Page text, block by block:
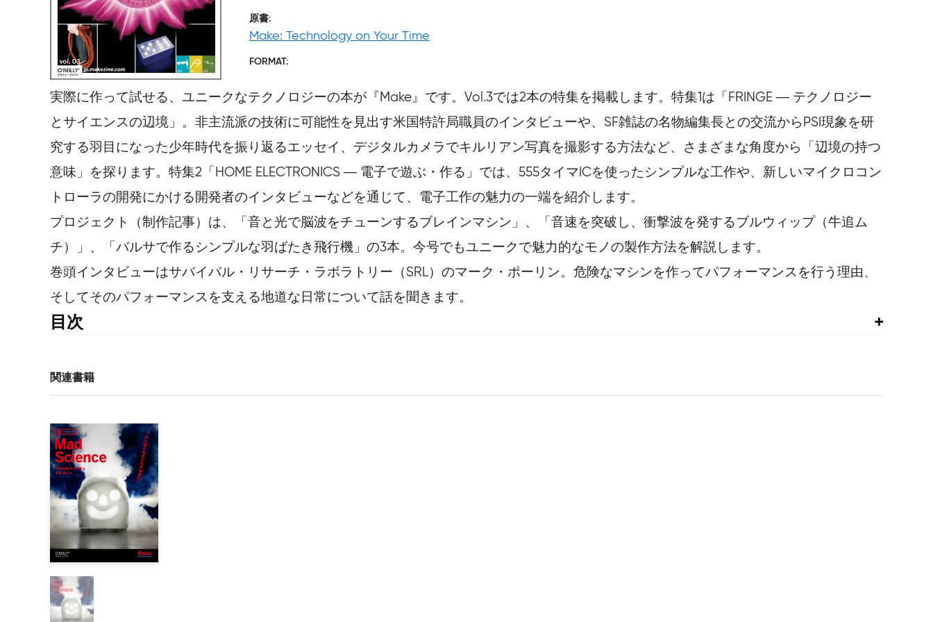
原書
Make: Technology on Your Time
FORMAT
実際に作って試せる、ユニークなテクノロジーの本が『Make』です。Vol.3では2本の特集を掲載します。特集1は「FRINGE ― テクノロジー
とサイエンスの辺境」。非主流派の技術に可能性を見出す米国特許局職員のインタビューや、SF雑誌の名物編集長との交流からPSI現象を研
究する羽目になった少年時代を振り返るエッセイ、デジタルカメラでキルリアン写真を撮影する方法など、さまざまな角度から「辺境の持つ
意味」を探ります。特集2「HOME ELECTRONICS ― 電子で遊ぶ・作る」では、555タイマICを使ったシンプルな工作や、新しいマイクロコン
トローラの開発にかける開発者のインタビューなどを通じて、電子工作の魅力の一端を紹介します。
プロジェクト（制作記事）は、「音と光で脳波をチューンするブレインマシン」、「音速を突破し、衝撃波を発するブルウィップ（牛追ム
チ）」、「バルサで作るシンプルな羽ばたき飛行機」の3本。今号でもユニークで魅力的なモノの製作方法を解説します。
巻頭インタビューはサバイバル・リサーチ・ラボラトリー（SRL）のマーク・ポーリン。危険なマシンを作ってパフォーマンスを行う理由、
そしてそのパフォーマンスを支える地道な日常について話を聞きます。
目次
		辺境を知る意味
		非正統派の科学に光を
		偶然の音楽
		デジタルキルリアン写真
		四角い車輪の再発明
		フリーメーソンの復活
		時間の本質的な神秘性
	特集2「HOME ELECTRONICS ― 電子で遊ぶ・作る」
		電子工作のツールボックス
		Roomba Hacks
		ナイス・ダイス
関連書籍